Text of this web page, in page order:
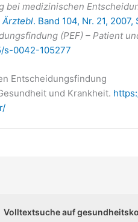
bei medizinischen
Ärztebl. Band 104, Nr. 21, 2007,
(PEF) – Patient
s-0042-105277
Entscheidungsfindung
und Krankheit.
Volltextsuche auf